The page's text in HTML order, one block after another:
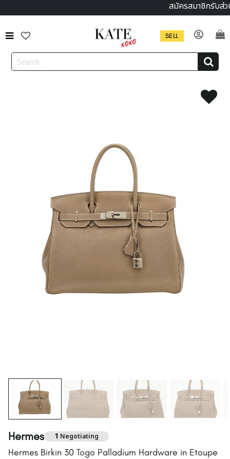
สมัครสมาชิกรับส่
SELL
Hermes 1 Negotiating
Hermes Birkin 30 Togo Palladium Hardware in Etoupe